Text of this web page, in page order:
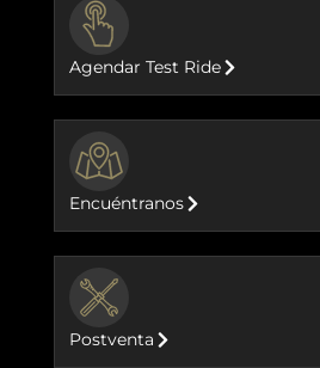
Agendar Test Ride
Encuéntranos
Postventa